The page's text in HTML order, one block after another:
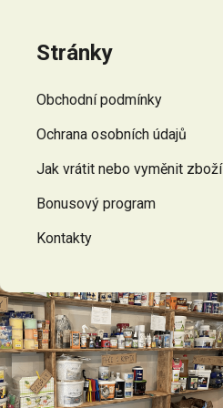
Stránky
Obchodní podmínky
Ochrana osobních údajů
Jak vrátit nebo vyměnit zboží
Bonusový program
Kontakty